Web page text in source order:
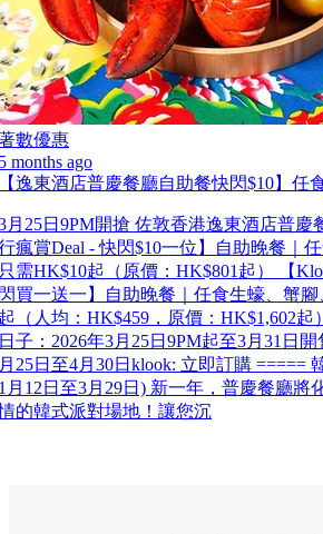
數優惠
months ago
逸東酒店普慶餐廳自助餐快閃$10】任
月25日9PM開搶 佐敦香港逸東酒店普慶
瘋賞Deal - 快閃$10一位】自助晚餐｜
需HK$10起（原價：HK$801起） 【
買一送一】自助晚餐｜任食生蠔、蟹
（人均：HK$459，原價：HK$1,602起
子：2026年3月25日9PM起至3月31日
25日至4月30日klook: 立即訂購 =====
月12日至3月29日) 新一年，普慶餐廳將
的韓式派對場地！讓您沉